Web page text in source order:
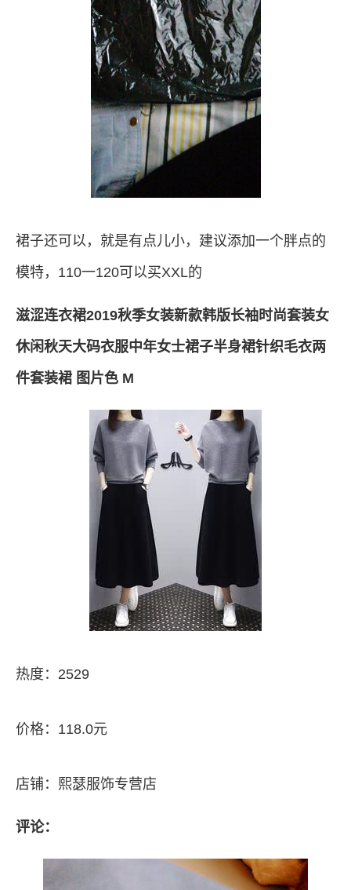
裙子还可以，就是有点儿小，建议添加一个胖点的
模特，110一120可以买XXL的
滋涩连衣裙2019秋季女装新款韩版长袖时尚套装女
休闲秋天大码衣服中年女士裙子半身裙针织毛衣两
件套装裙 图片色 M
热度：2529
价格：118.0元
店铺：熙瑟服饰专营店
评论：